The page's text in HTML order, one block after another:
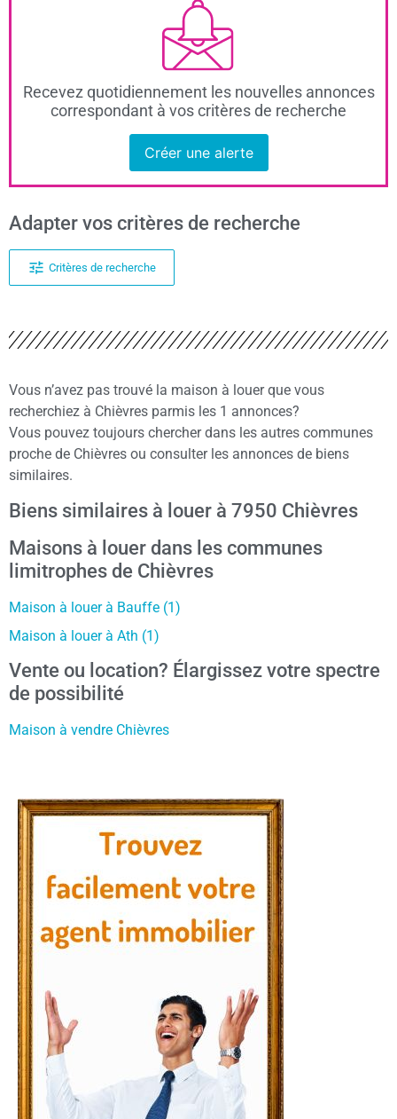
Recevez quotidiennement les nouvelles annonces
correspondant à vos critères de recherche
Créer une alerte
Adapter vos critères de recherche
Critères de recherche
Vous n’avez pas trouvé la maison à louer que vous
recherchiez à Chièvres parmis les 1 annonces?
Vous pouvez toujours chercher dans les autres communes
proche de Chièvres ou consulter les annonces de biens
similaires.
Biens similaires à louer à 7950 Chièvres
Maisons à louer dans les communes
limitrophes de Chièvres
Maison à louer à Bauffe (1)
Maison à louer à Ath (1)
Vente ou location? Élargissez votre spectre
de possibilité
Maison à vendre Chièvres